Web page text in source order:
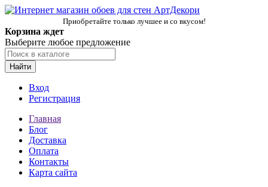
Приобретайте только лучшее и со вкусом!
Корзина ждет
Выберите любое предложение
Найти
Вход
Регистрация
Главная
Блог
Доставка
Оплата
Контакты
Карта сайта